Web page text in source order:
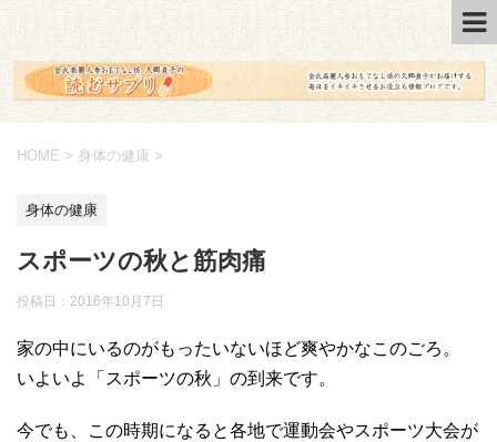
HOME > 身体の健康 >
身体の健康
スポーツの秋と筋肉痛
投稿日：2016年10月7日
家の中にいるのがもったいないほど爽やかなこのごろ。
いよいよ「スポーツの秋」の到来です。
今でも、この時期になると各地で運動会やスポーツ大会が